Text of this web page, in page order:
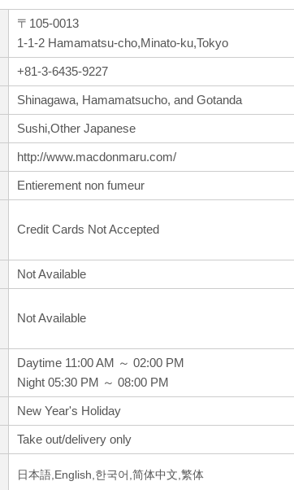
〒105-0013
1-1-2 Hamamatsu-cho,Minato-ku,Tokyo
+81-3-6435-9227
Shinagawa, Hamamatsucho, and Gotanda
Sushi,Other Japanese
http://www.macdonmaru.com/
Entierement non fumeur
Credit Cards Not Accepted
Not Available
Not Available
Daytime 11:00 AM ～ 02:00 PM
Night 05:30 PM ～ 08:00 PM
New Year's Holiday
Take out/delivery only
日本語,English,한국어,简体中文,繁体